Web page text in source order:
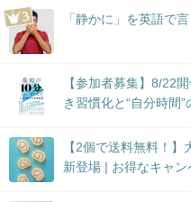
「静かに」を英語で
【参加者募集】8/22
き習慣化と“自分時間
【2個で送料無料！
新登場 | お得なキャン